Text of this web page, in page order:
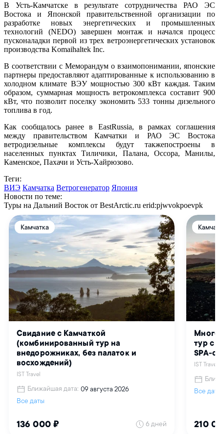
В Усть-Камчатске в результате сотрудничества РАО ЭС
Востока и Японской правительственной организации по
разработке новых энергетических и промышленных
технологий (NEDO) завершен монтаж и начался процесс
пусконаладки первой из трех ветроэнергетических установок
производства Komaihaltek Inc.
В соответствии с Меморандум о взаимопонимании, японские
партнеры предоставляют адаптированные к использованию в
холодном климате ВЭУ мощностью 300 кВт каждая. Таким
образом, суммарная мощность ветрокомплекса составит 900
кВт, что позволит поселку экономить 533 тонны дизельного
топлива в год.
Как сообщалось ранее в EastRussia, в рамках соглашения
между правительством Камчатки и РАО ЭС Востока
ветродизельные комплексы будут такжепостроены в
населенных пунктах Тиличики, Палана, Оссора, Манилы,
Каменское, Пахачи и Усть-Хайрюзово.
Теги:
ВИЭ Камчатка Ветрогенератор Япония
Новости по теме:
Туры на Дальний Восток от BestArctic.ru erid:pjwvokpoevpk